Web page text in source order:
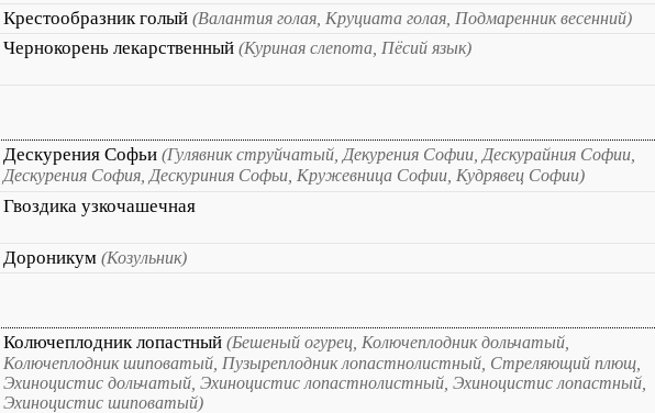
Крестообразник голый (Валантия голая, Круциата голая, Подмаренник весенний)
Чернокорень лекарственный (Куриная слепота, Пёсий язык)
Дескурения Софьи (Гулявник струйчатый, Декурения Софии, Дескурайния Софии,
Дескурения София, Дескуриния Софьи, Кружевница Софии, Кудрявец Софии)
Гвоздика узкочашечная
Дороникум (Козульник)
Колючеплодник лопастный (Бешеный огурец, Колючеплодник дольчатый,
Колючеплодник шиповатый, Пузыреплодник лопастнолистный, Стреляющий плющ,
Эхиноцистис дольчатый, Эхиноцистис лопастнолистный, Эхиноцистис лопастный,
Эхиноцистис шиповатый)